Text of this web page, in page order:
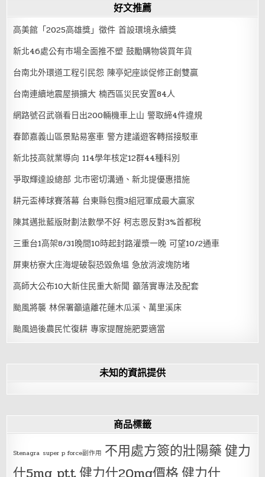
好文推薦
高美館「2025高雄獎」徵件 首設環境永續獎
新北46處公有市場全面推不塑 鼓勵購物袋買年貨
台南北外環道工程引民怨 陳亭妃座談促修正創雙贏
台南連續地震屋損擴大 楠西區災民安置84人
網路號召武嶺看日出200輛機車上山 警取締4件違規
春節嘉義山區景點易塞車 警方建議遊客轉搭接駁車
新北技高就業導向 114學年核定12群44種科別
爭取輝達設總部 北市密切溝通、新北提優惠措施
耕元盃棒球賽落幕 台東縣包攬3組冠軍成最大贏家
陳其邁批藍版財劃法數學不好 柯志恩反對3%首都稅
三重台1高架8/31晚間10時起封路灌漿一晚 可望10/2通車
屏東枋寮大庄海堤破裂恐毀魚塭 急放消波塊防堵
高師大公布10大新住民重大新聞 籲落實專法及配套
颱風將襲 林保署籲遠離花蓮木瓜溪、萬里溪床
颱風過後農民忙復耕 專家提醒施肥要適當
未知的資訊提供
商品標籤
Stenagra super p force副作用 不用處方簽的壯陽藥健力